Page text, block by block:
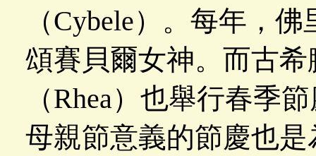
（Cybele）。每年，
頌賽貝爾女神。而古
（Rhea）也舉行春季
母親節意義的節慶也